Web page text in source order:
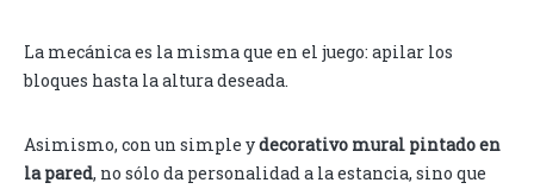
La mecánica es la misma que en el juego: apilar los
bloques hasta la altura deseada.
Asimismo, con un simple ydecorativo mural pintado en
la pared, no sólo da personalidad a la estancia, sino que